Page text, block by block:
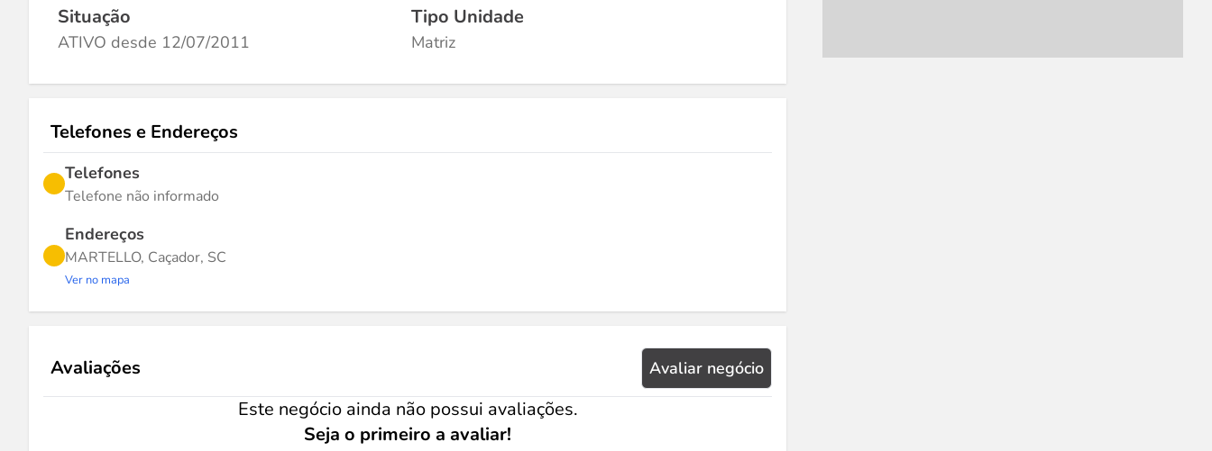
Situação
ATIVO desde 12/07/2011
Tipo Unidade
Matriz
Telefones e Endereços
Telefones
Telefone não informado
Endereços
MARTELLO, Caçador, SC
Ver no mapa
Avaliações Avaliar negócio
Este negócio ainda não possui avaliações.
Seja o primeiro a avaliar!